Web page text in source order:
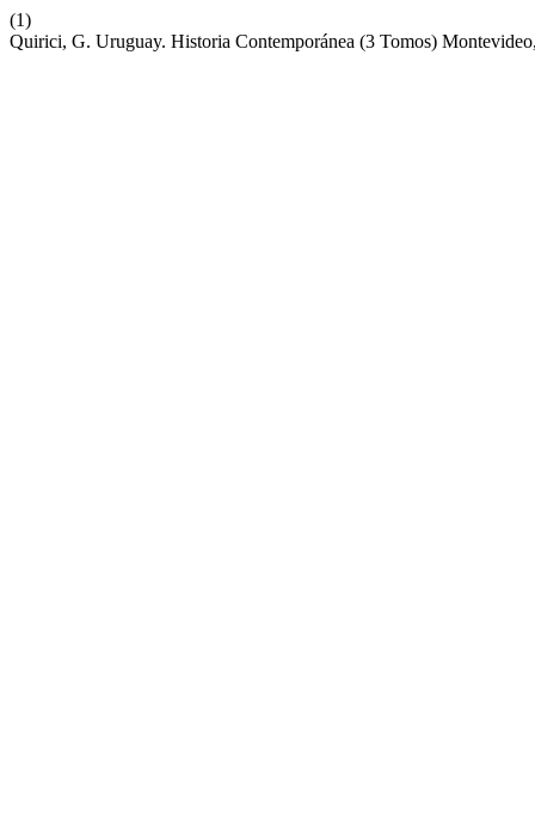
(1)
Quirici, G. Uruguay. Historia Contemporánea (3 Tomos)